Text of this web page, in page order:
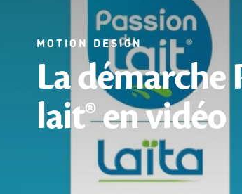
MOTION DESIGN
La démarche
lait® en vidéo